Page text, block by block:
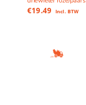
€19.49 Incl. BTW